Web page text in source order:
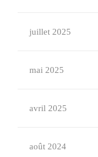
juillet 2025
mai 2025
avril 2025
août 2024